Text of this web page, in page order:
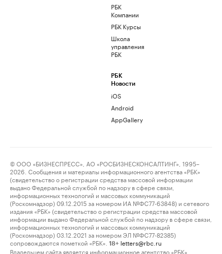
РБК
Компании
РБК Курсы
Школа
управления
РБК
РБК
Новости
iOS
Android
AppGallery
© ООО «БИЗНЕСПРЕСС», АО «РОСБИЗНЕСКОНСАЛТИНГ», 1995–
2026. Сообщения и материалы информационного агентства «РБК»
(свидетельство о регистрации средства массовой информации
выдано Федеральной службой по надзору в сфере связи,
информационных технологий и массовых коммуникаций
(Роскомнадзор) 09.12.2015 за номером ИА №ФС77-63848) и сетевого
издания «РБК» (свидетельство о регистрации средства массовой
информации выдано Федеральной службой по надзору в сфере связи,
информационных технологий и массовых коммуникаций
(Роскомнадзор) 03.12.2021 за номером ЭЛ №ФС77-82385)
сопровождаются пометкой «РБК».
18+ letters@rbc.ru
Владельцем сайта является информационное агентство «РБК».